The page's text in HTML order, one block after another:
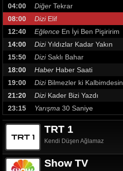
04:00 Diğer Tekrar
08:00
Dizi Elif
12:40
Eğlence En İyi Ben Pişiririm
14:00
Dizi Yıldızlar Kadar Yakın
15:50
Dizi Saklı Bahar
18:00
Haber Haber Saati
19:00
Dizi Bilmezler ki Kalbimdesin
21:20
Dizi Kader Bizi Yazdı
23:15
Yarışma 30 Saniye
TRT 1
Kendi Düşen Ağlamaz
Show TV